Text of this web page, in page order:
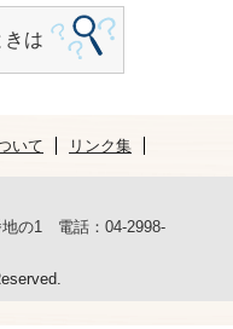
は
いて リンク集
の1 電話：04-2998-